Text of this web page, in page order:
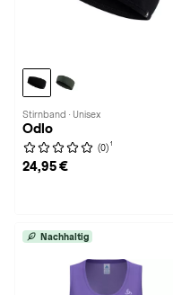
Stirnband · Unisex
Odlo
(0) 1
24,95 €
Nachhaltig